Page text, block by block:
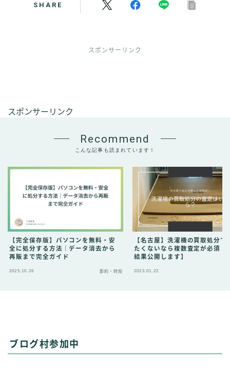
SHARE
スポンサーリンク
スポンサーリンク
Recommend
こんな記事も読まれています！
【完全保存版】パソコンを無料・安
全に処分する方法｜データ消去から
再販まで完全ガイド
2025.10.26 節約・時短
【名古屋】洗濯機の買取処分で
たくないなら複数査定が必須【
結果公開します】
2023.01.22
ブログ村参加中